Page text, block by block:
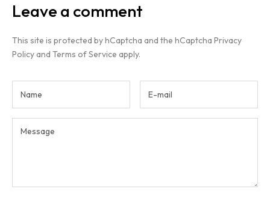
Leave a comment
This site is protected by hCaptcha and the hCaptcha Privacy
Policyand Terms of Service apply.